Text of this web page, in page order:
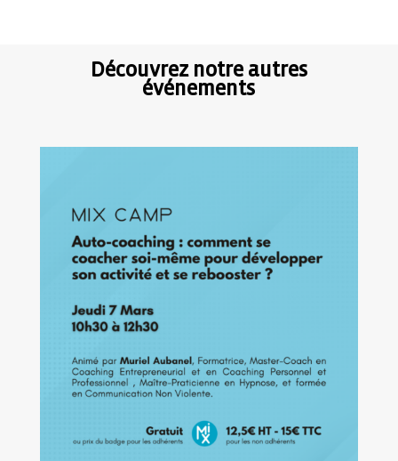
Découvrez notre autres
événements